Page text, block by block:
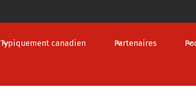
Typiquement canadien Partenaires